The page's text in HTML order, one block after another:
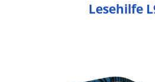
Lesehilfe